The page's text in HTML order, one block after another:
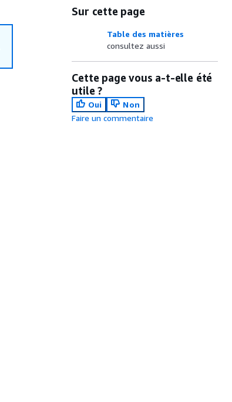
Sur cette page
Table des matières
consultez aussi
Cette page vous a-t-elle été
utile ?
Oui
Non
Faire un commentaire